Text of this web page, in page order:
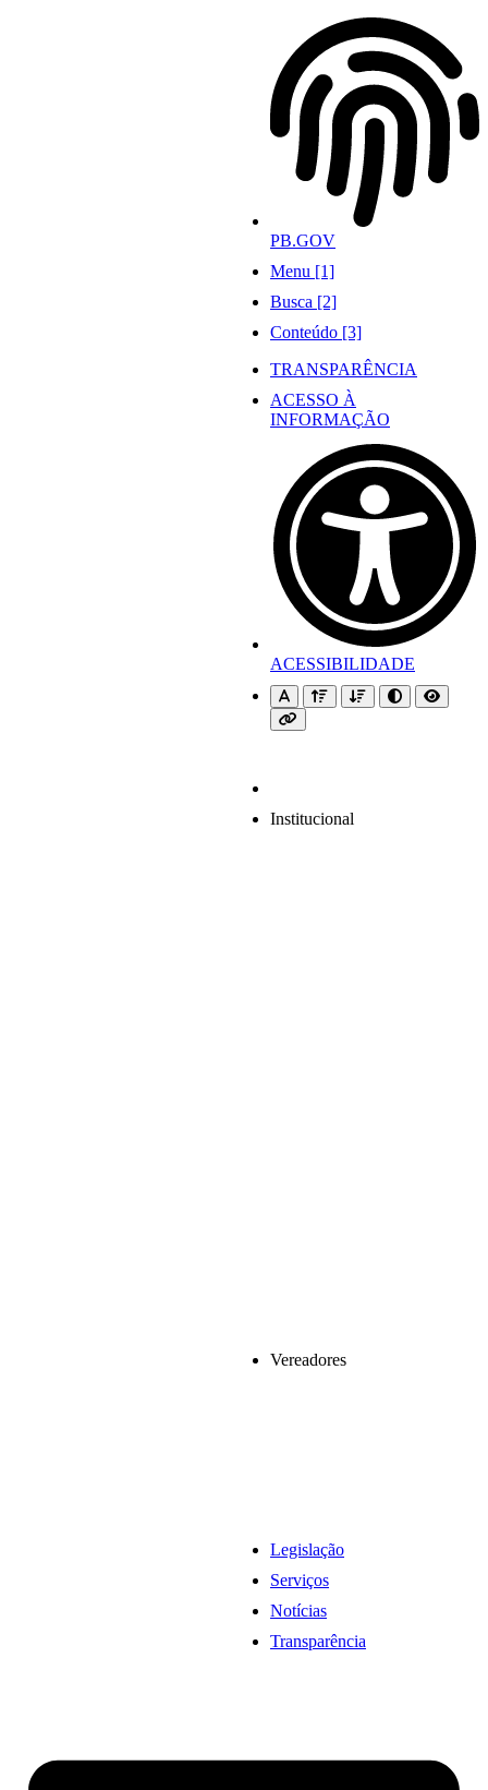
PB.GOV
Menu [1]
Busca [2]
Conteúdo [3]
TRANSPARÊNCIA
ACESSO À
INFORMAÇÃO
ACESSIBILIDADE
Institucional
Vereadores
Legislação
Serviços
Notícias
Transparência